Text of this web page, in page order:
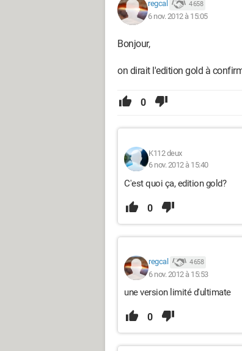
regcal 4 658
6 nov. 2012 à 15:05
Bonjour,
on dirait l'edition gold à
0
K112 deux
6 nov. 2012 à 15:40
C'est quoi ça, edition gold?
0
regcal 4 658
6 nov. 2012 à 15:53
une version limité d'ultimate
0